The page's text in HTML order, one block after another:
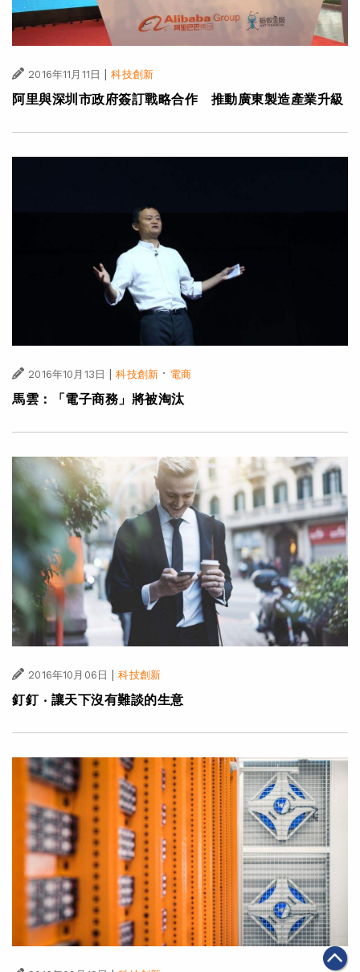
2016年11月11日 科技創新
阿里與深圳市政府簽訂戰略合作 推動廣東製造產業升級
2016年10月13日 科技創新 · 電商
馬雲：「電子商務」將被淘汰
2016年10月06日 | 科技創新
釘釘 ‧ 讓天下沒有難談的生意